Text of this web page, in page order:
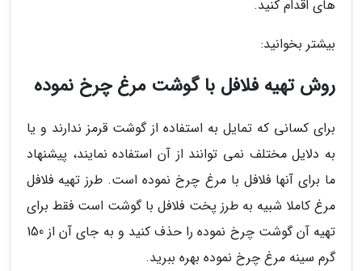
های اقدام کنید.
بیشتر بخوانید:
روش تهیه فلافل با گوشت مرغ چرخ نموده
برای کسانی که تمایل به استفاده از گوشت قرمز ندارند و یا
به دلایل مختلف نمی توانند از آن استفاده نمایند، پیشنهاد
ما برای آنها فلافل با مرغ چرخ نموده است. طرز تهیه فلافل
مرغ کاملا شبیه به طرز پخت فلافل با گوشت است فقط برای
تهیه آن گوشت چرخ نموده را حذف کنید و به جای آن از 150
گرم سینه مرغ چرخ نموده بهره ببرید.